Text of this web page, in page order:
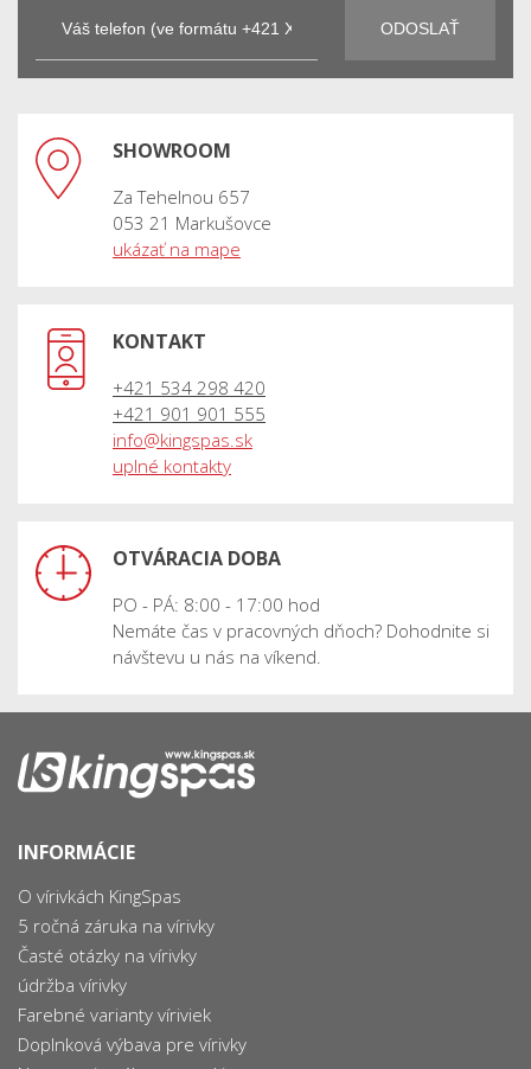
SHOWROOM
Za Tehelnou 657
053 21 Markušovce
ukázať na mape
KONTAKT
+421 534 298 420
+421 901 901 555
info@kingspas.sk
uplné kontakty
OTVÁRACIA DOBA
PO - PÁ: 8:00 - 17:00 hod
Nemáte čas v pracovných dňoch? Dohodnite si
návštevu u nás na víkend.
INFORMÁCIE
O vírivkách KingSpas
5 ročná záruka na vírivky
Časté otázky na vírivky
údržba vírivky
Farebné varianty víriviek
Doplnková výbava pre vírivky